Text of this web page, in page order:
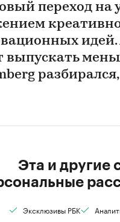
переход на
идей.
выпускать
Эта и другие
Эксклюзивы РБК